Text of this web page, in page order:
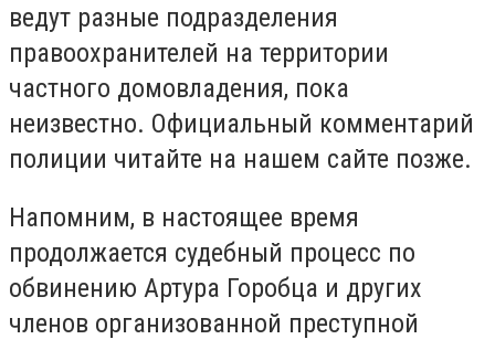
ведут разные подразделения
правоохранителей на территории
частного домовладения, пока
неизвестно. Официальный комментарий
полиции читайте на нашем сайте позже.
Напомним, в настоящее время
продолжается судебный процесс по
обвинению Артура Горобца и других
членов организованной преступной